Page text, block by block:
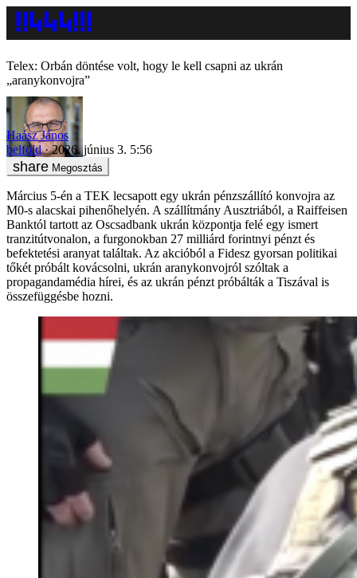
Telex: Orbán döntése volt, hogy le kell csapni az ukrán
„aranykonvojra”
Haász János
belföld
2026. június 3. 5:56
Megosztás
Március 5-én a TEK lecsapott egy ukrán pénzszállító konvojra az
M0-s alacskai pihenőhelyén. A szállítmány Ausztriából, a Raiffeisen
Banktól tartott az Oscsadbank ukrán központja felé egy ismert
tranzitútvonalon, a furgonokban 27 milliárd forintnyi pénzt és
befektetési aranyat találtak. Az akcióból a Fidesz gyorsan politikai
tőkét próbált kovácsolni, ukrán aranykonvojról szóltak a
propagandamédia hírei, és az ukrán pénzt próbálták a Tiszával is
összefüggésbe hozni.